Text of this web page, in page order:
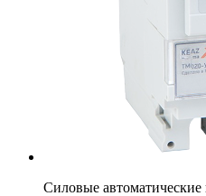
Силовые